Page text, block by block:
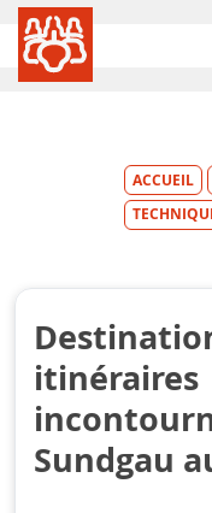
ACCUEIL
itinéraires
Sundgau